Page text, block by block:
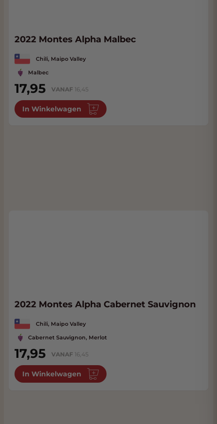
2022 Montes Alpha Malbec
Chili, Maipo Valley
Malbec
17,95 VANAF 16,45
In Winkelwagen
2022 Montes Alpha Cabernet Sauvignon
Chili, Maipo Valley
Cabernet Sauvignon, Merlot
17,95 VANAF 16,45
In Winkelwagen